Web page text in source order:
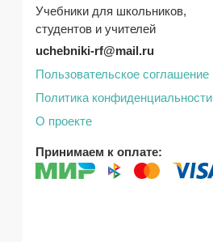
Учебники для школьников,
студентов и учителей
uchebniki-rf@mail.ru
Пользовательское соглашение
Политика конфиденциальности
О проекте
Принимаем к оплате: